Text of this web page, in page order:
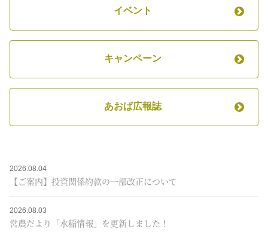
イベント
キャンペーン
あおば広報誌
2026.08.04
【ご案内】投資関係約款の一部改正について
2026.08.03
営農だより「水稲情報」を更新しました！